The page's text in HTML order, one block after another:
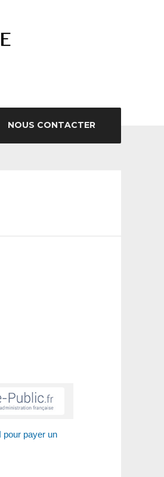
NOUS CONTACTER
pour payer un